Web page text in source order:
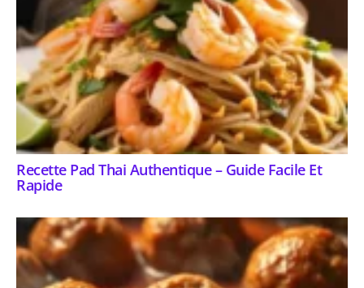
Recette Pad Thai Authentique – Guide Facile Et
Rapide